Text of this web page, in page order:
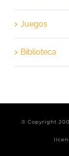
Juegos
Biblioteca
© Copyright